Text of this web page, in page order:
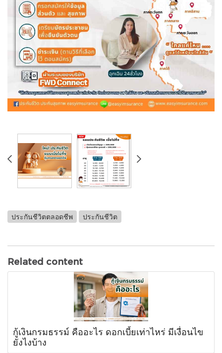
ประกันชีวิตตลอดชีพ ประกันชีวิต
Related content
กู้เงินกรมธรรม์ คืออะไร ดอกเบี้ยเท่าไหร่ มีเงื่อนไข
ยังไงบ้าง